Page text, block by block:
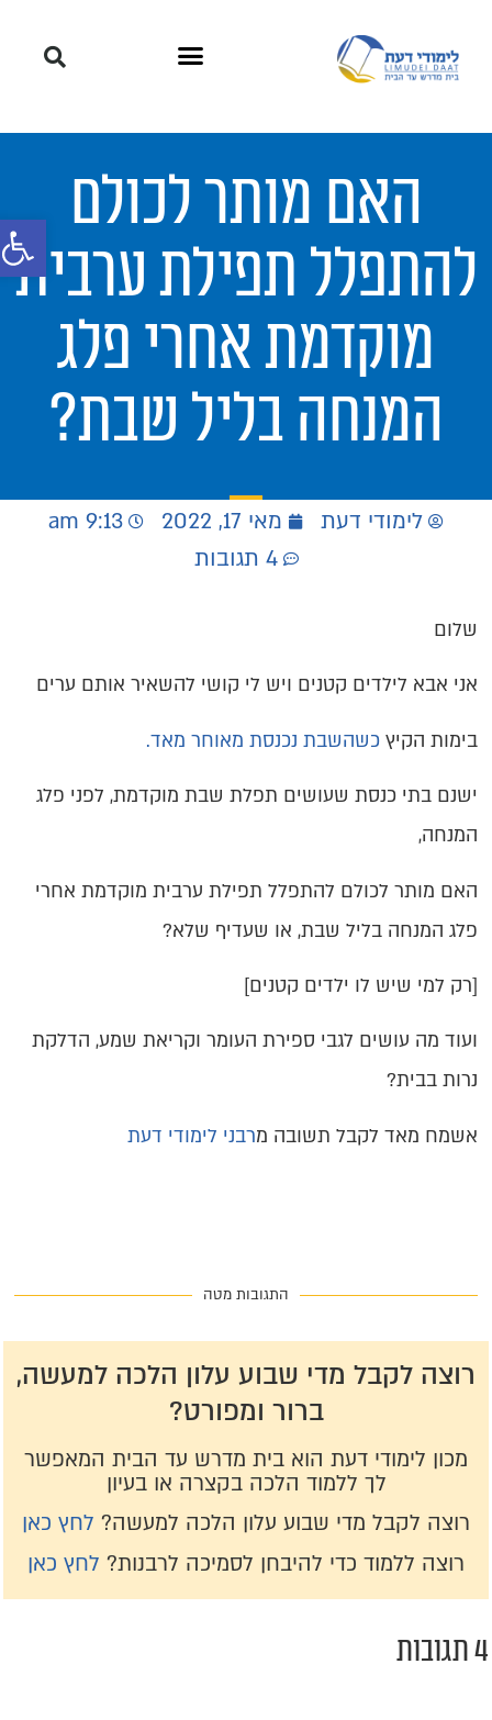
פתח
האם מותר לכולם
להתפלל תפילת ערבית
מוקדמת אחרי פלג
המנחה בליל שבת?
לימודי דעת מאי 17, 2022
9:13 am
4 תגובות
שלום
אני אבא לילדים קטנים ויש לי קושי להשאיר אותם ערים
בימות הקיץ כשהשבת נכנסת מאוחר מאד.
ישנם בתי כנסת שעושים תפלת שבת מוקדמת, לפני פלג
המנחה,
האם מותר לכולם להתפלל תפילת ערבית מוקדמת אחרי
פלג המנחה בליל שבת, או שעדיף שלא?
[רק למי שיש לו ילדים קטנים]
ועוד מה עושים לגבי ספירת העומר וקריאת שמע, הדלקת
נרות בבית?
אשמח מאד לקבל תשובה מרבני לימודי דעת
התגובות מטה
רוצה לקבל מדי שבוע עלון הלכה למעשה,
ברור ומפורט?
מכון לימודי דעת הוא בית מדרש עד הבית המאפשר
לך ללמוד הלכה בקצרה או בעיון
רוצה לקבל מדי שבוע עלון הלכה למעשה? לחץ כאן
רוצה ללמוד כדי להיבחן לסמיכה לרבנות? לחץ כאן